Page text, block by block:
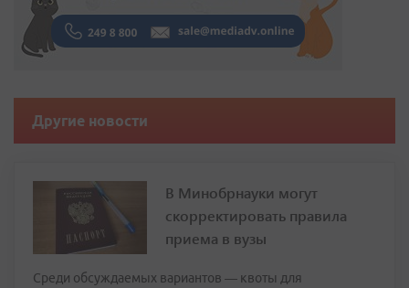
Другие новости
В Минобрнауки могут
скорректировать правила
приема в вузы
Среди обсуждаемых вариантов — квоты для